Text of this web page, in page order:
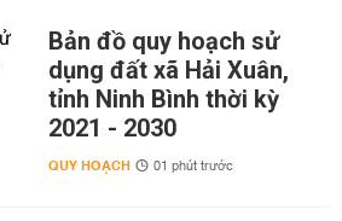
Bản đồ quy hoạch sử
dụng đất xã Hải Xuân,
tỉnh Ninh Bình thời kỳ
2021 - 2030
QUY HOẠCH 01 phút trước